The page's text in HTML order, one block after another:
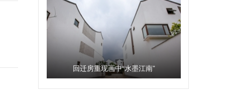
回迁房重现画中“水墨江南”